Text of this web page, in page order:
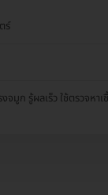
ร์
จมูก รู้ผลเร็ว ใช้ตรวจหา